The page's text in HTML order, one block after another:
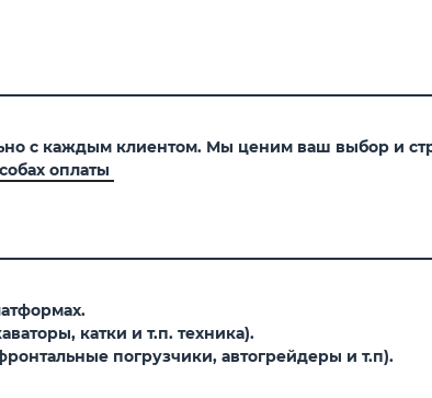
с каждым клиентом. Мы ценим ваш выбор и
оплаты
катки и т.п. техника).
погрузчики, автогрейдеры и т.п).